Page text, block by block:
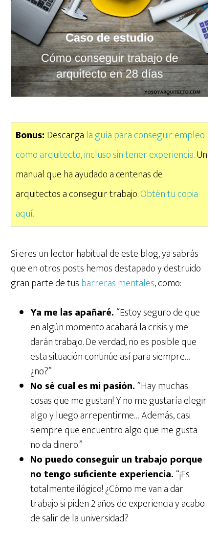
Bonus: Descargala guía para conseguir empleo
como arquitecto, incluso sin tener experiencia.Un
manual que ha ayudado a centenas de
arquitectos a conseguir trabajo.Obtén tu copia
aquí.
Si eres un lector habitual de este blog, ya sabrás
que en otros posts hemos destapado y destruido
gran parte de tusbarreras mentales, como:
Ya me las apañaré. “Estoy seguro de que
en algún momento acabará la crisis y me
darán trabajo. De verdad, no es posible que
esta situación continúe así para siempre…
¿no?”
No sé cual es mi pasión.”Hay muchas
cosas que me gustan! Y no me gustaría elegir
algo y luego arrepentirme… Además, casi
siempre que encuentro algo que me gusta
no da dinero.”
No puedo conseguir un trabajo porque
no tengo suficiente experiencia. “¡Es
totalmente ilógico! ¿Cómo me van a dar
trabajo si piden 2 años de experiencia y acabo
de salir de la universidad?